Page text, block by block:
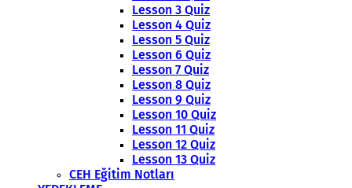
Lesson 3 Quiz
Lesson 4 Quiz
Lesson 5 Quiz
Lesson 6 Quiz
Lesson 7 Quiz
Lesson 8 Quiz
Lesson 9 Quiz
Lesson 10 Quiz
Lesson 11 Quiz
Lesson 12 Quiz
Lesson 13 Quiz
CEH Eğitim Notları